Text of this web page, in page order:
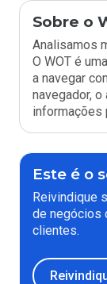
Sobre o
Analisamos
O WOT é
a navegar
navegador,
informações
Este é o
Reivindique
de negócios
clientes.